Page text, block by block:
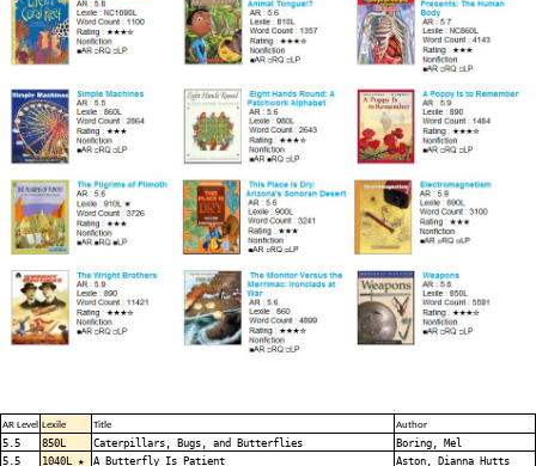
AR Level Lexile Title Author
5.5 850L Caterpillars, Bugs, and Butterflies
Boring, Mel
5.5
1040L ★ A Butterfly Is Patient Aston, Dianna Hutts